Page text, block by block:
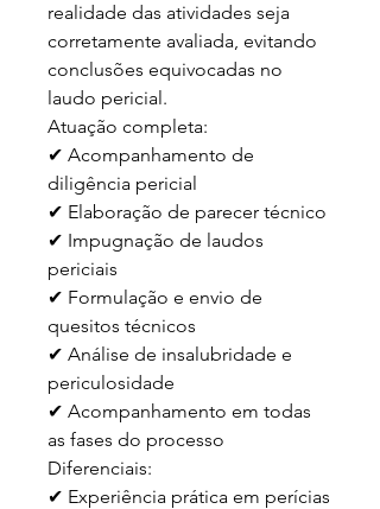
realidade das atividades seja
corretamente avaliada, evitando
conclusões equivocadas no
laudo pericial.
Atuação completa:
✔ Acompanhamento de
diligência pericial
✔ Elaboração de parecer técnico
✔ Impugnação de laudos
periciais
✔ Formulação e envio de
quesitos técnicos
✔ Análise de insalubridade e
periculosidade
✔ Acompanhamento em todas
as fases do processo
Diferenciais:
✔ Experiência prática em perícias